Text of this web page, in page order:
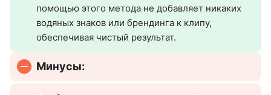
помощью этого метода не добавляет никаких
водяных знаков или брендинга к клипу,
обеспечивая чистый результат.
Минусы: